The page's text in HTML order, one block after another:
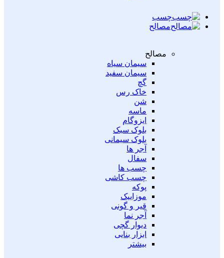
چسب
مصالح
مصالح
سیمان سیاه
سیمان سفید
گچ
خاک رس
شن
ماسه
ایزوگام
بلوک سبک
بلوک سیمانی
آجر ها
سفال
چسب ها
چسب کاشی
پوکه
موزاییک
قیر و گونی
آجر نما
دیوار گچی
ابزار بنایی
بیشتر